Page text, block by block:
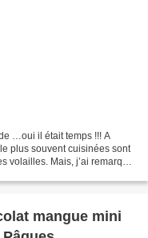
…oui il était temps !!! A
plus souvent cuisinées sont
volailles. Mais, j’ai remarqué
mangue mini